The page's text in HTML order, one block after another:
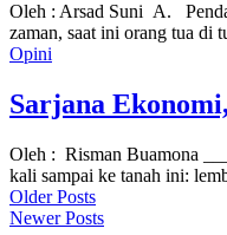
Oleh : Arsad Suni A.
zaman, saat ini orang tua
Opini
Sarjana
Oleh : Risman Buamona
kali sampai ke tanah ini:
Older Posts
Newer Posts